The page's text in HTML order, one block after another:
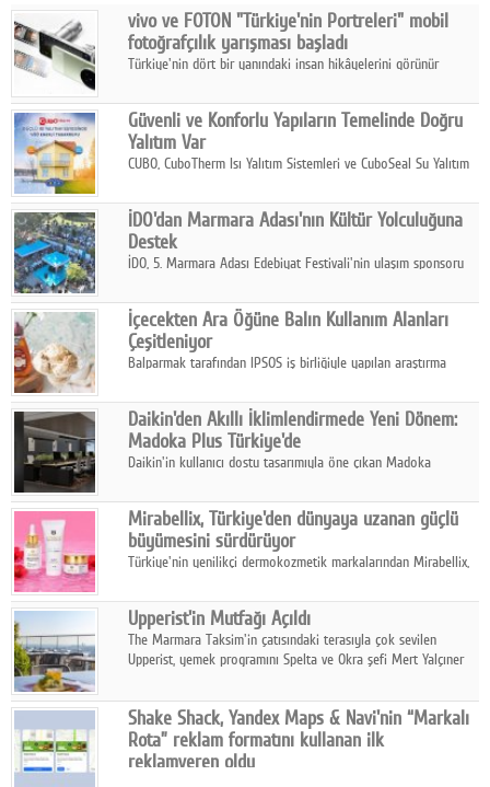
Facebook
Diziler
Karikatür
Youtube
Polemik
Reklam
Yazarlar
Künye
SOSYAL MEDYA
Facebook
Twitter
Google Plus
© 2026 TÜM HAKLARI SAKLIDIR
vivo ve FOTON "Türkiye'nin Portreleri" mobil
fotoğrafçılık yarışması başladı
Türkiye'nin dört bir yanındaki insan hikâyelerini görünür
insanını, kültürünü ve yaşamını portre fotoğraflarıyla
anlatmaya davet ediyor.
Güvenli ve Konforlu Yapıların Temelinde Doğru
Yalıtım Var
CUBO, CuboTherm Isı Yalıtım Sistemleri ve CuboSeal Su Yalıtım
ve sürdürülebilir çözümler sunuyor.
İDO'dan Marmara Adası'nın Kültür Yolculuğuna
Destek
İDO, 5. Marmara Adası Edebiyat Festivali'nin ulaşım sponsoru
ettiriyor.
İçecekten Ara Öğüne Balın Kullanım Alanları
Çeşitleniyor
Balparmak tarafından IPSOS iş birliğiyle yapılan araştırma
ıhlamur gibi içeceklerde tercih ettiğini ortaya koyuyor.
Daikin'den Akıllı İklimlendirmede Yeni Dönem:
Madoka Plus Türkiye'de
Daikin'in kullanıcı dostu tasarımıyla öne çıkan Madoka
kontrol ünitesi Madoka Plus Türkiye'de satışa sunuldu.
Mirabellix, Türkiye'den dünyaya uzanan güçlü
büyümesini sürdürüyor
Türkiye'nin yenilikçi dermokozmetik markalarından Mirabellix,
ürünleriyle hem yurt içinde hem de uluslararası pazarlarda
büyümesini sürdürüyor.
Upperist'in Mutfağı Açıldı
The Marmara Taksim'in çatısındaki terasıyla çok sevilen
Upperist, yemek programını Spelta ve Okra şefi Mert Yalçıner
Shake Shack, Yandex Maps & Navi'nin “Markalı
Rota” reklam formatını kullanan ilk
reklamveren oldu